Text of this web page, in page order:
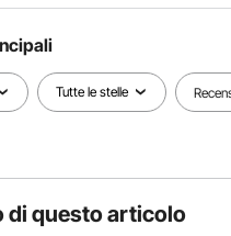
Tutte le stelle
di questo articolo